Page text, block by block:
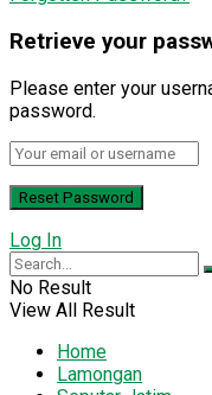
Retrieve your
Please enter your
password.
Log In
No Result
View All Result
Home
Lamongan